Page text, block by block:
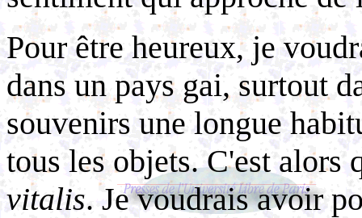
Pour être heureux, je
dans un pays gai, surtout
souvenirs une longue
tous les objets. C'est
vitalis. Je voudrais avoir